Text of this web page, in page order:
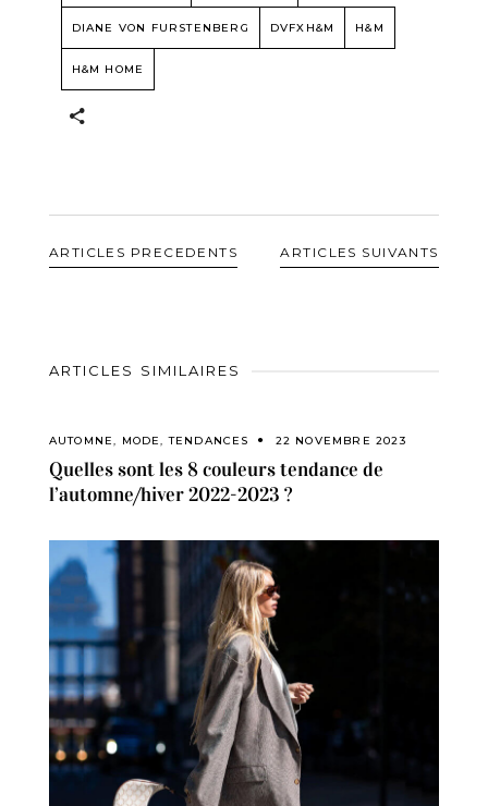
DIANE VON FURSTENBERG DVFXH&M H&M
H&M HOME
ARTICLES PRECEDENTS ARTICLES SUIVANTS
ARTICLES SIMILAIRES
AUTOMNE, MODE,TENDANCES 22 NOVEMBRE 2023
Quelles sont les 8 couleurs tendance de
l’automne/hiver 2022-2023 ?